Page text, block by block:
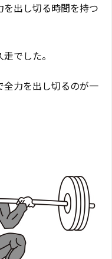
出し切る時間を持つ
でした。
力を出し切るのが一